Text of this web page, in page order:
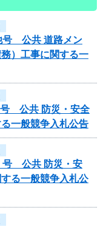
号 公共 道路メン
）工事に関する一
号 公共 防災・安全
一般競争入札公告
号 公共 防災・安
る一般競争入札公